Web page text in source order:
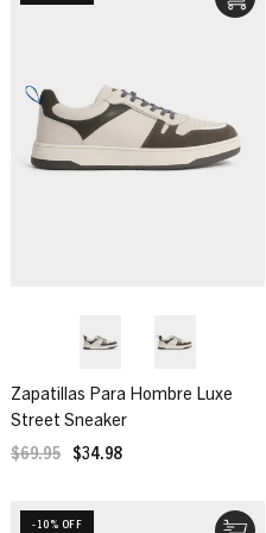
Zapatillas Para Hombre Luxe
Street Sneaker
$69.95 $34.98
-10% OFF